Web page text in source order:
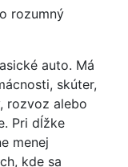
rozumný
auto. Má
skúter,
rozvoz alebo
Pri dĺžke
menej
kde sa